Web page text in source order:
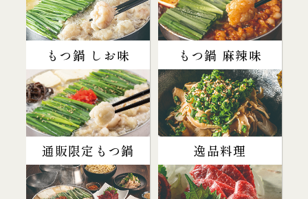
もつ鍋 しお味 もつ鍋 麻辣味
通販限定もつ鍋 逸品料理